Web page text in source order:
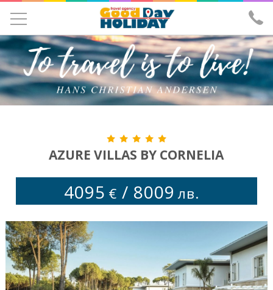
УЧЕНИЧЕСКИ ЕКСКУРЗИИ
ЕКСКУРЗИИ
ПОЧИВКИ
САМОЛЕТНИ БИЛЕТИ
ИЗПРАТИ ЗАПИТВАНЕ
ЛИЦЕНЗ И ЗАСТРАХОВКА
ПОДАРЪЧЕН ВАУЧЕР
AZURE VILLAS BY CORNELIA
4095 € / 8009 лв.